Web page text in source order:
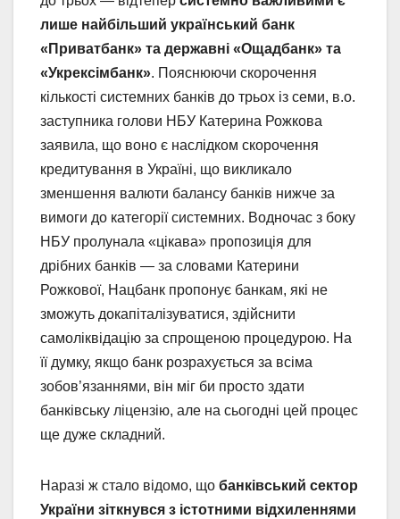
лише найбільший український банк
«Приватбанк» та державні «Ощадбанк» та
«Укрексімбанк». Пояснюючи скорочення
кількості системних банків до трьох із семи, в.о.
заступника голови НБУ Катерина Рожкова
заявила, що воно є наслідком скорочення
кредитування в Україні, що викликало
зменшення валюти балансу банків нижче за
вимоги до категорії системних. Водночас з боку
НБУ пролунала «цікава» пропозиція для
дрібних банків — за словами Катерини
Рожкової, Нацбанк пропонує банкам, які не
зможуть докапіталізуватися, здійснити
самоліквідацію за спрощеною процедурою. На
її думку, якщо банк розрахується за всіма
зобов’язаннями, він міг би просто здати
банківську ліцензію, але на сьогодні цей процес
ще дуже складний.
Наразі ж стало відомо, що банківський сектор
України зіткнувся з істотними відхиленнями